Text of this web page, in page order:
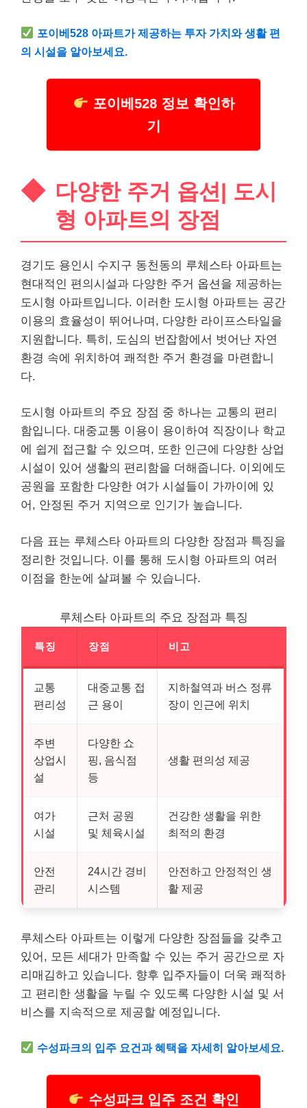
포이베528 아파트가 제공하는 투자 가치와 생활 편
의 시설을 알아보세요.
포이베528 정보 확인하
기
다양한 주거 옵션| 도시
형 아파트의 장점
경기도 용인시 수지구 동천동의 루체스타 아파트는
현대적인 편의시설과 다양한 주거 옵션을 제공하는
도시형 아파트입니다. 이러한 도시형 아파트는 공간
이용의 효율성이 뛰어나며, 다양한 라이프스타일을
지원합니다. 특히, 도심의 번잡함에서 벗어난 자연
환경 속에 위치하여 쾌적한 주거 환경을 마련합니
다.
도시형 아파트의 주요 장점 중 하나는 교통의 편리
함입니다. 대중교통 이용이 용이하여 직장이나 학교
에 쉽게 접근할 수 있으며, 또한 인근에 다양한 상업
시설이 있어 생활의 편리함을 더해줍니다. 이외에도
공원을 포함한 다양한 여가 시설들이 가까이에 있
어, 안정된 주거 지역으로 인기가 높습니다.
다음 표는 루체스타 아파트의 다양한 장점과 특징을
정리한 것입니다. 이를 통해 도시형 아파트의 여러
이점을 한눈에 살펴볼 수 있습니다.
루체스타 아파트의 주요 장점과 특징
특징 장점 비고
교통
편리성
대중교통 접
근 용이
지하철역과 버스 정류
장이 인근에 위치
주변
상업시
설
다양한 쇼
핑, 음식점
등
생활 편의성 제공
여가
시설
근처 공원
및 체육시설
건강한 생활을 위한
최적의 환경
안전
관리
24시간 경비
시스템
안전하고 안정적인 생
활 제공
루체스타 아파트는 이렇게 다양한 장점들을 갖추고
있어, 모든 세대가 만족할 수 있는 주거 공간으로 자
리매김하고 있습니다. 향후 입주자들이 더욱 쾌적하
고 편리한 생활을 누릴 수 있도록 다양한 시설 및 서
비스를 지속적으로 제공할 예정입니다.
수성파크의 입주 요건과 혜택을 자세히 알아보세요.
수성파크 입주 조건 확인